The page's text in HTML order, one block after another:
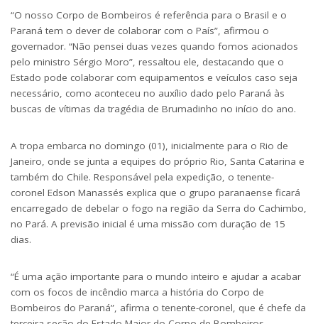
“O nosso Corpo de Bombeiros é referência para o Brasil e o
Paraná tem o dever de colaborar com o País”, afirmou o
governador. “Não pensei duas vezes quando fomos acionados
pelo ministro Sérgio Moro”, ressaltou ele, destacando que o
Estado pode colaborar com equipamentos e veículos caso seja
necessário, como aconteceu no auxílio dado pelo Paraná às
buscas de vítimas da tragédia de Brumadinho no início do ano.
A tropa embarca no domingo (01), inicialmente para o Rio de
Janeiro, onde se junta a equipes do próprio Rio, Santa Catarina e
também do Chile. Responsável pela expedição, o tenente-
coronel Edson Manassés explica que o grupo paranaense ficará
encarregado de debelar o fogo na região da Serra do Cachimbo,
no Pará. A previsão inicial é uma missão com duração de 15
dias.
“É uma ação importante para o mundo inteiro e ajudar a acabar
com os focos de incêndio marca a história do Corpo de
Bombeiros do Paraná”, afirma o tenente-coronel, que é chefe da